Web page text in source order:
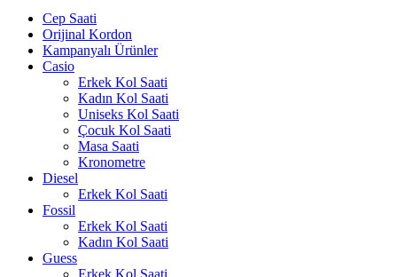
Cep Saati
Orijinal Kordon
Kampanyalı Ürünler
Casio
Erkek Kol Saati
Kadın Kol Saati
Uniseks Kol Saati
Çocuk Kol Saati
Masa Saati
Kronometre
Diesel
Erkek Kol Saati
Fossil
Erkek Kol Saati
Kadın Kol Saati
Guess
Erkek Kol Saati